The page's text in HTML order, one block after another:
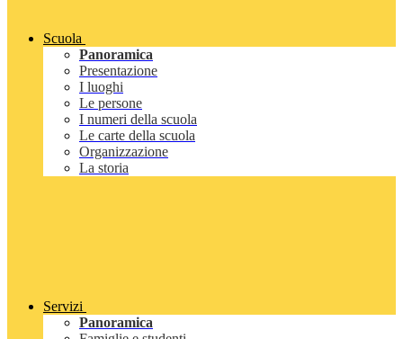
Scuola
Panoramica
Presentazione
I luoghi
Le persone
I numeri della scuola
Le carte della scuola
Organizzazione
La storia
Servizi
Panoramica